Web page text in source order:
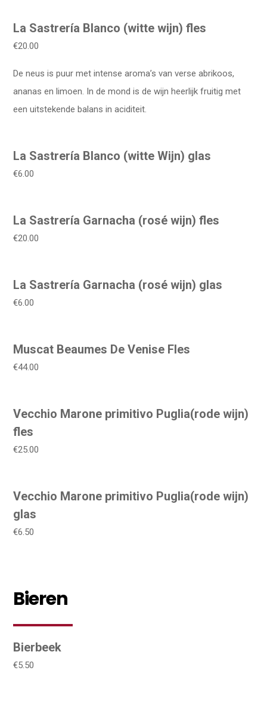
La Sastrería Blanco (witte wijn) fles
€20.00
De neus is puur met intense aroma’s van verse abrikoos,
ananas en limoen. In de mond is de wijn heerlijk fruitig met
een uitstekende balans in aciditeit.
La Sastrería Blanco (witte Wijn) glas
€6.00
La Sastrería Garnacha (rosé wijn) fles
€20.00
La Sastrería Garnacha (rosé wijn) glas
€6.00
Muscat Beaumes De Venise Fles
€44.00
Vecchio Marone primitivo Puglia(rode wijn)
fles
€25.00
Vecchio Marone primitivo Puglia(rode wijn)
glas
€6.50
Bieren
Bierbeek
€5.50